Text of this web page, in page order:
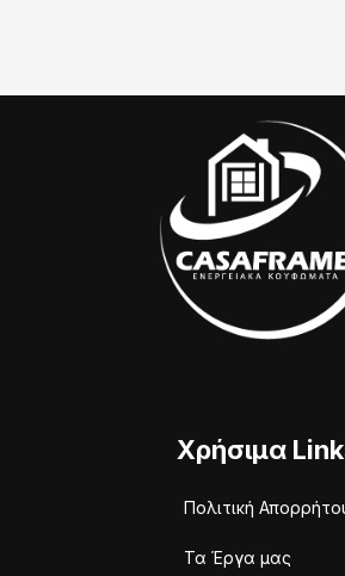
Χρήσιμα
Πολιτική
Τα Έργα μας